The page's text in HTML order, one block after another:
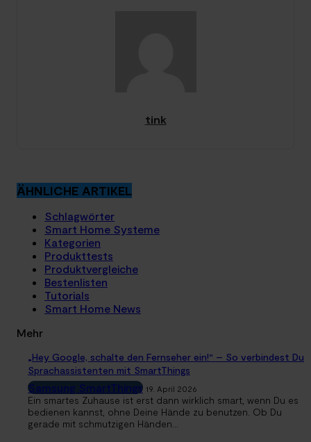
tink
ÄHNLICHE ARTIKEL
Schlagwörter
Smart Home Systeme
Kategorien
Produkttests
Produktvergleiche
Bestenlisten
Tutorials
Smart Home News
Mehr
„Hey Google, schalte den Fernseher ein!“ – So verbindest Du
Sprachassistenten mit SmartThings
Samsung SmartThings 19. April 2026
Ein smartes Zuhause ist erst dann wirklich smart, wenn Du es
bedienen kannst, ohne Deine Hände zu benutzen. Ob Du
gerade mit schmutzigen Händen...